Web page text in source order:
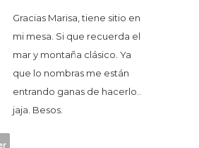
Gracias Marisa, tiene sitio en
mi mesa. Si que recuerda el
mar y montaña clásico. Ya
que lo nombras me están
entrando ganas de hacerlo..
jaja. Besos.